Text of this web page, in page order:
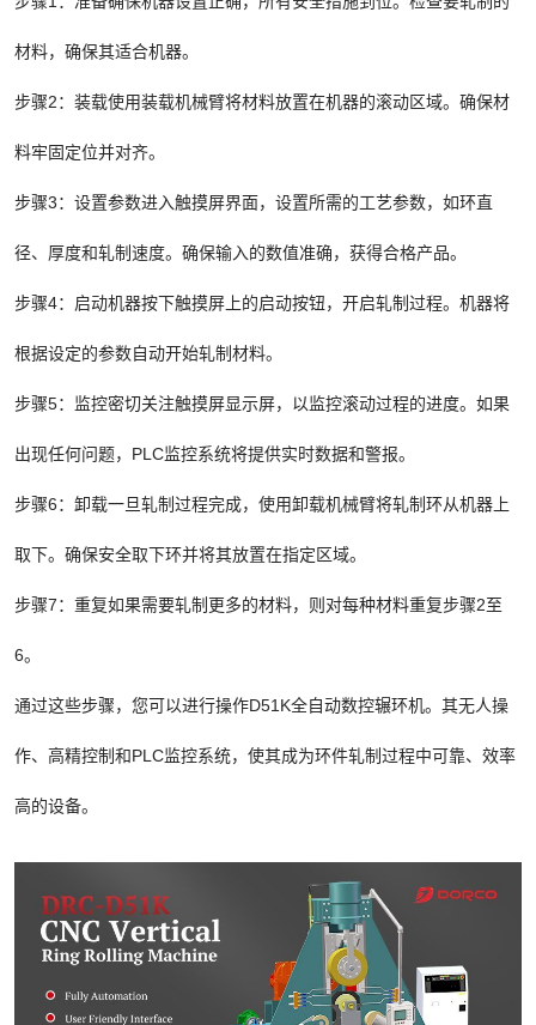
材料，确保其适合机器。
步骤2：装载使用装载机械臂将材料放置在机器的滚动区域。确保材
料牢固定位并对齐。
步骤3：设置参数进入触摸屏界面，设置所需的工艺参数，如环直
径、厚度和轧制速度。确保输入的数值准确，获得合格产品。
步骤4：启动机器按下触摸屏上的启动按钮，开启轧制过程。机器将
根据设定的参数自动开始轧制材料。
步骤5：监控密切关注触摸屏显示屏，以监控滚动过程的进度。如果
出现任何问题，PLC监控系统将提供实时数据和警报。
步骤6：卸载一旦轧制过程完成，使用卸载机械臂将轧制环从机器上
取下。确保安全取下环并将其放置在指定区域。
步骤7：重复如果需要轧制更多的材料，则对每种材料重复步骤2至
6。
通过这些步骤，您可以进行操作D51K全自动数控辗环机。其无人操
作、高精控制和PLC监控系统，使其成为环件轧制过程中可靠、效率
高的设备。